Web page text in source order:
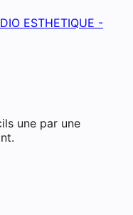
ESTHETIQUE -
une par une